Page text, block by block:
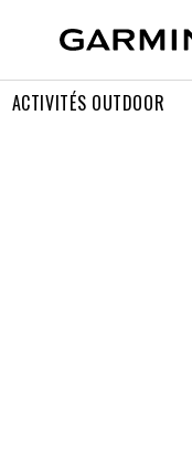
ACTIVITÉS OUTDOOR